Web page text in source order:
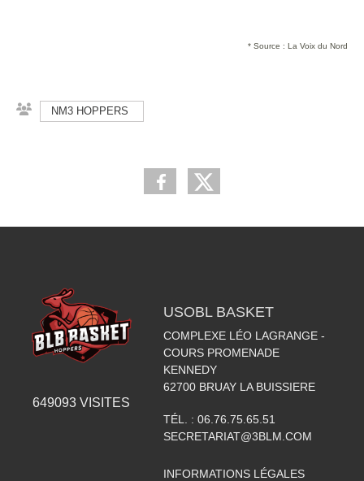
* Source : La Voix du Nord
NM3 HOPPERS
649093 VISITES
USOBL BASKET
COMPLEXE LÉO LAGRANGE -
COURS PROMENADE
KENNEDY
62700 BRUAY LA BUISSIERE
TÉL. : 06.76.75.65.51
SECRETARIAT@3BLM.COM
INFORMATIONS LÉGALES